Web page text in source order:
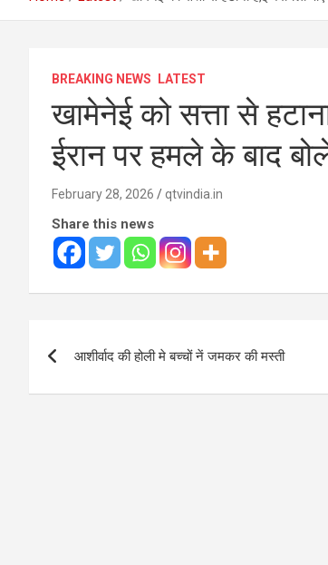
BREAKING NEWS LATEST
खामेनेई को सत्ता से
ईरान पर हमले के बाद
February 28, 2026 qtvindia.in
Share this news
आशीर्वाद की होली मे बच्चों नें जमकर की मस्ती